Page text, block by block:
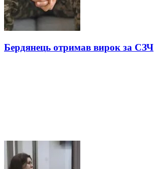
Бердянець отримав вирок за СЗЧ